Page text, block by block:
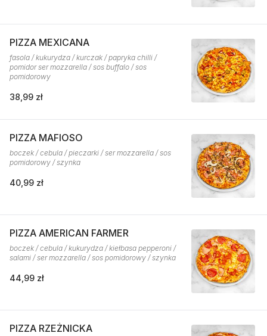
PIZZA MEXICANA
fasola / kukurydza / kurczak / papryka chilli /
pomidor ser mozzarella / sos buffalo / sos
pomidorowy
38,99 zł
PIZZA MAFIOSO
boczek / cebula / pieczarki / ser mozzarella / sos
pomidorowy / szynka
40,99 zł
PIZZA AMERICAN FARMER
boczek / cebula / kukurydza / kiełbasa pepperoni /
salami / ser mozzarella / sos pomidorowy / szynka
44,99 zł
PIZZA RZEŻNICKA